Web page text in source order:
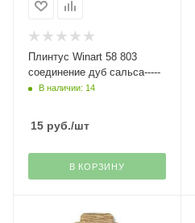
Плинтус Winart 58 803
соединение дуб сальса-----
В наличии: 14
15 руб./шт
В КОРЗИНУ